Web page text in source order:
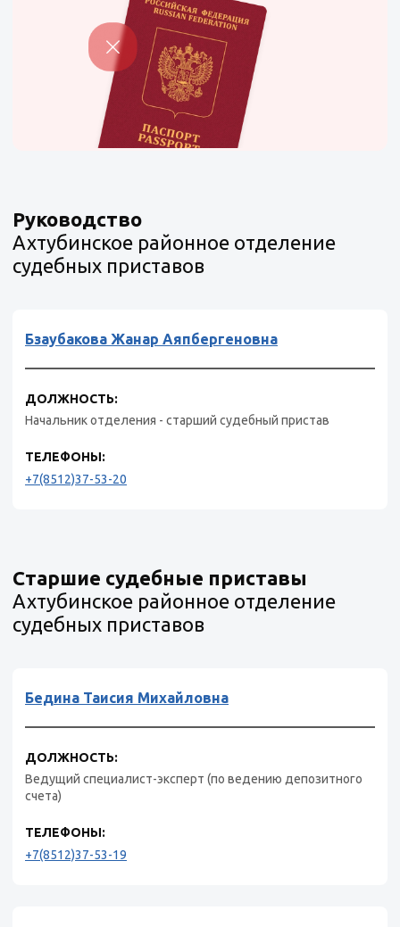
Руководство
Ахтубинское районное отделение
судебных приставов
Бзаубакова Жанар Аяпбергеновна
ДОЛЖНОСТЬ:
Начальник отделения - старший судебный пристав
ТЕЛЕФОНЫ:
+7(8512)37-53-20
Старшие судебные приставы
Ахтубинское районное отделение
судебных приставов
Бедина Таисия Михайловна
ДОЛЖНОСТЬ:
Ведущий специалист-эксперт (по ведению депозитного
счета)
ТЕЛЕФОНЫ:
+7(8512)37-53-19